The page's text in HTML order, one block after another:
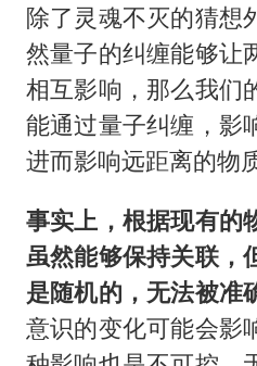
除了灵魂不灭的猜想
然量子的纠缠能够让
相互影响，那么我们
能通过量子纠缠，影
进而影响远距离的物
事实上，根据现有的
虽然能够保持关联，
是随机的，无法被准
意识的变化可能会影